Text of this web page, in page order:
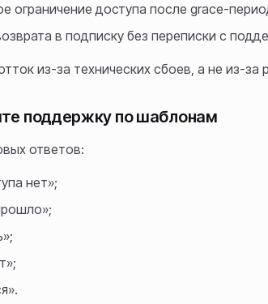
ограничение доступа после grace-
в подписку без переписки с
из-за технических сбоев, а не из-за
поддержку по шаблонам
ответов:
нет»;